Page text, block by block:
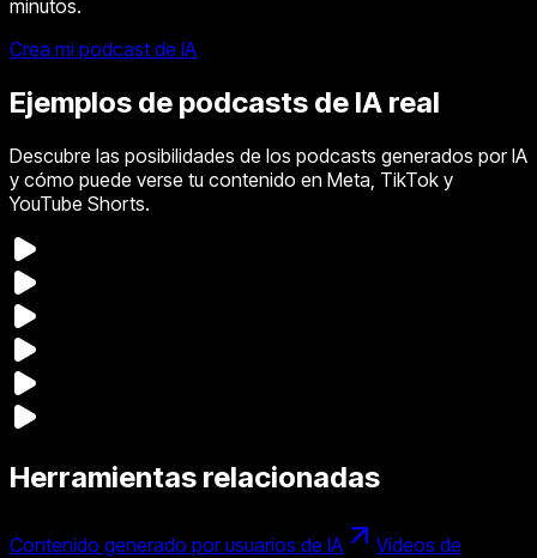
minutos.
Crea mi podcast de IA
Ejemplos de podcasts de IA real
Descubre las posibilidades de los podcasts generados por IA
y cómo puede verse tu contenido en Meta, TikTok y
YouTube Shorts.
Herramientas relacionadas
Contenido generado por usuarios de IA
Vídeos de